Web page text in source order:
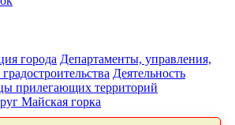
города Департаменты, управления,
Деятельность
прилегающих территорий
Майская горка